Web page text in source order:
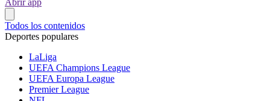
Abrir app
Todos los contenidos
Deportes populares
LaLiga
UEFA Champions League
UEFA Europa League
Premier League